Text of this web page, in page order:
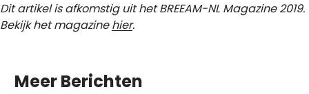
Dit artikel is afkomstig uit het BREEAM-NL Magazine 2019.
Bekijk het magazinehier.
MeerBerichten